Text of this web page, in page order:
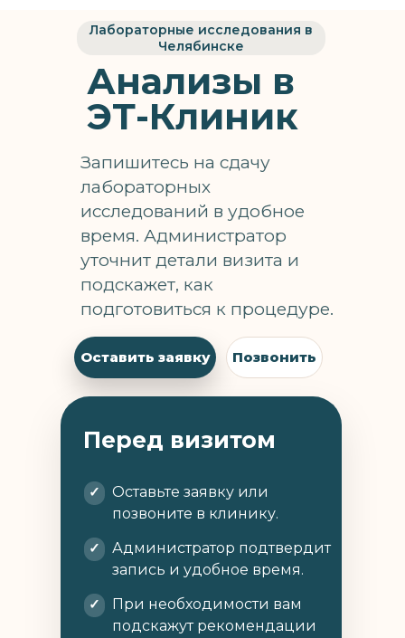
Лабораторные исследования в
Челябинске
Анализы в
ЭТ-Клиник
Запишитесь на сдачу
лабораторных
исследований в удобное
время. Администратор
уточнит детали визита и
подскажет, как
подготовиться к процедуре.
Оставить заявку Позвонить
Перед визитом
✓
Оставьте заявку или
позвоните в клинику.
✓
Администратор подтвердит
запись и удобное время.
✓
При необходимости вам
подскажут рекомендации